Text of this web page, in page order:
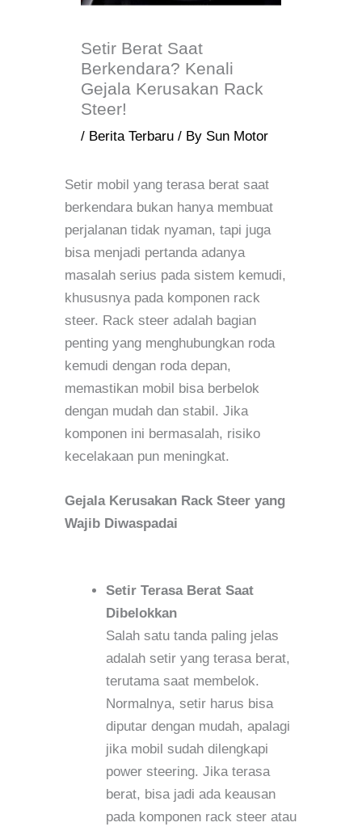
Setir Berat Saat
Berkendara? Kenali
Gejala Kerusakan Rack
Steer!
/ Berita Terbaru / By Sun Motor
Setir mobil yang terasa berat saat
berkendara bukan hanya membuat
perjalanan tidak nyaman, tapi juga
bisa menjadi pertanda adanya
masalah serius pada sistem kemudi,
khususnya pada komponen rack
steer. Rack steer adalah bagian
penting yang menghubungkan roda
kemudi dengan roda depan,
memastikan mobil bisa berbelok
dengan mudah dan stabil. Jika
komponen ini bermasalah, risiko
kecelakaan pun meningkat.
Gejala Kerusakan Rack Steer yang
Wajib Diwaspadai
Setir Terasa Berat Saat
Dibelokkan
Salah satu tanda paling jelas
adalah setir yang terasa berat,
terutama saat membelok.
Normalnya, setir harus bisa
diputar dengan mudah, apalagi
jika mobil sudah dilengkapi
power steering. Jika terasa
berat, bisa jadi ada keausan
pada komponen rack steer atau